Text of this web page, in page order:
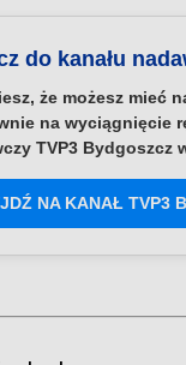
do kanału
że możesz mieć
na wyciągnięcie
TVP3 Bydgoszcz
NA KANAŁ TVP3